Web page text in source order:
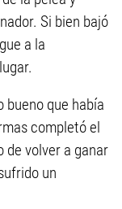
Si bien bajó
a la
bueno que había
completó el
de volver a ganar
un